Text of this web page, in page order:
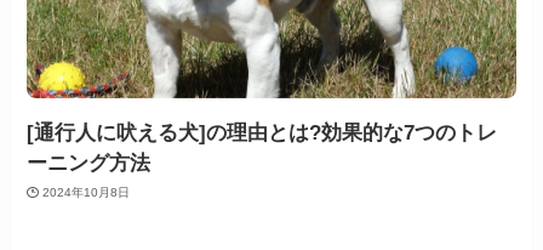
[通行人に吠える犬]の理由とは?効果的な7つのトレ
ーニング方法
2024年10月8日